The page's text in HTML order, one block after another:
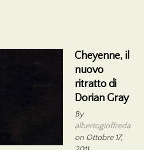
Cheyenne, il
nuovo
ritratto di
Dorian Gray
By
albertogioffreda
on Ottobre 17,